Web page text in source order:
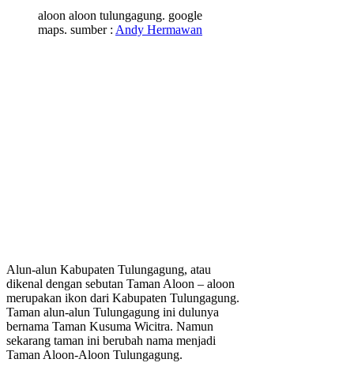
aloon aloon tulungagung. google
maps. sumber : Andy Hermawan
Alun-alun Kabupaten Tulungagung, atau
dikenal dengan sebutan Taman Aloon – aloon
merupakan ikon dari Kabupaten Tulungagung.
Taman alun-alun Tulungagung ini dulunya
bernama Taman Kusuma Wicitra. Namun
sekarang taman ini berubah nama menjadi
Taman Aloon-Aloon Tulungagung.